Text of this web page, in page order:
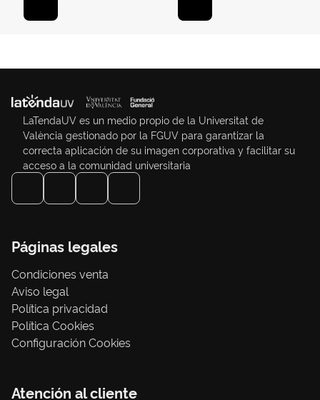
LaTendaUV es un medio propio de la Universitat de
València gestionado por la FGUV para garantizar la
correcta aplicación de su imagen corporativa y facilitar su
acceso a la comunidad universitaria
Páginas legales
Condiciones venta
Aviso legal
Política privacidad
Política Cookies
Configuración Cookies
Atención al cliente